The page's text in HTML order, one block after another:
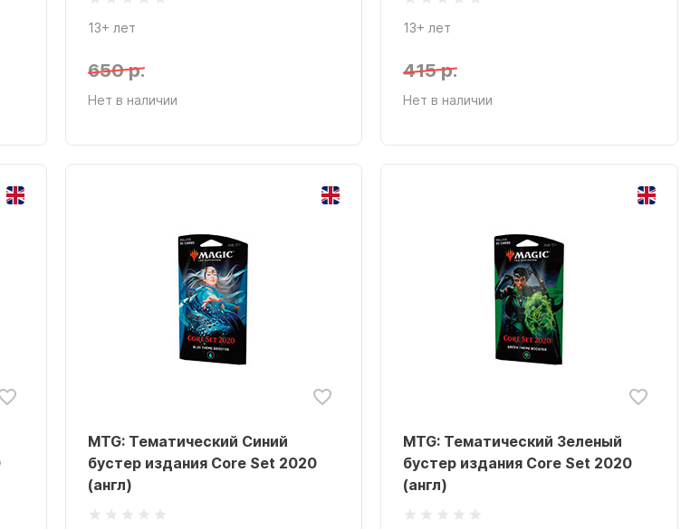
13+ лет
650 р.
Нет в наличии
13+ лет
415 р.
Нет в наличии
MTG: Тематический Синий
бустер издания Core Set 2020
(англ)
MTG: Тематический Зеленый
бустер издания Core Set 2020
(англ)